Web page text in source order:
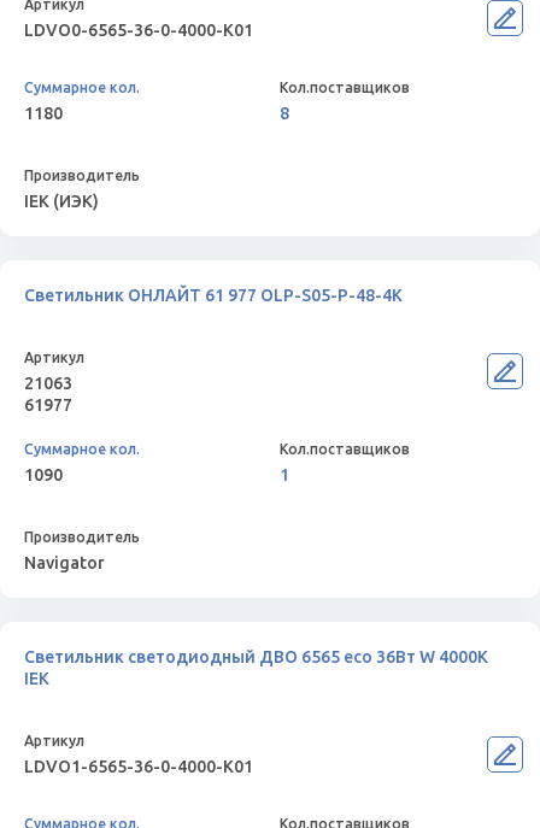
LDVO0-6565-36-0-4000-K01
1180 8
IEK (ИЭК)
Светильник ОНЛАЙТ 61 977 OLP-S05-P-48-4K
21063
61977
1090 1
Navigator
Светильник светодиодный ДВО 6565 eco 36Вт W 4000К
IEK
LDVO1-6565-36-0-4000-K01